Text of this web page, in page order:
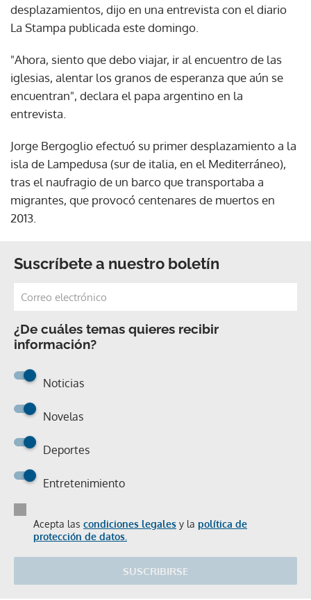
desplazamientos, dijo en una entrevista con el diario
La Stampa publicada este domingo.
"Ahora, siento que debo viajar, ir al encuentro de las
iglesias, alentar los granos de esperanza que aún se
encuentran", declara el papa argentino en la
entrevista.
Jorge Bergoglio efectuó su primer desplazamiento a la
isla de Lampedusa (sur de italia, en el Mediterráneo),
tras el naufragio de un barco que transportaba a
migrantes, que provocó centenares de muertos en
2013.
Suscríbete a nuestro boletín
¿De cuáles temas quieres recibir
información?
Noticias
Novelas
Deportes
Entretenimiento
Acepta las condiciones legales y la política de
protección de datos.
SUSCRIBIRSE